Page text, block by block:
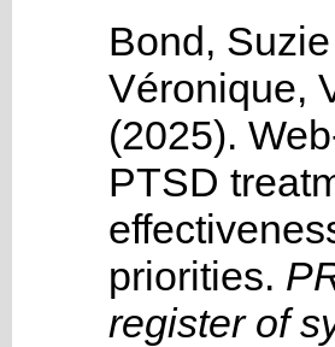
Bond, Suzie
Véronique,
(2025).
PTSD
priorities.
register of